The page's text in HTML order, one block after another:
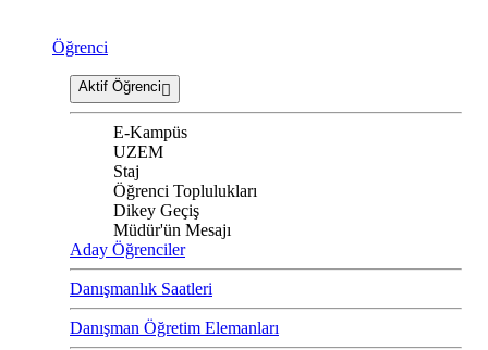
Öğrenci
Aktif Öğrenci
E-Kampüs
UZEM
Staj
Öğrenci Toplulukları
Dikey Geçiş
Müdür'ün Mesajı
Aday Öğrenciler
Danışmanlık Saatleri
Danışman Öğretim Elemanları